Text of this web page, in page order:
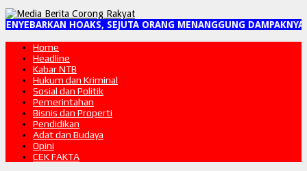
HOAKS, SEJUTA ORANG MENANGGUNG DAMPAKNYA"
Home
Headline
Kabar NTB
Hukum dan Kriminal
Sosial dan Politik
Pemerintahan
Bisnis dan Properti
Pendidikan
Adat dan Budaya
Opini
CEK FAKTA